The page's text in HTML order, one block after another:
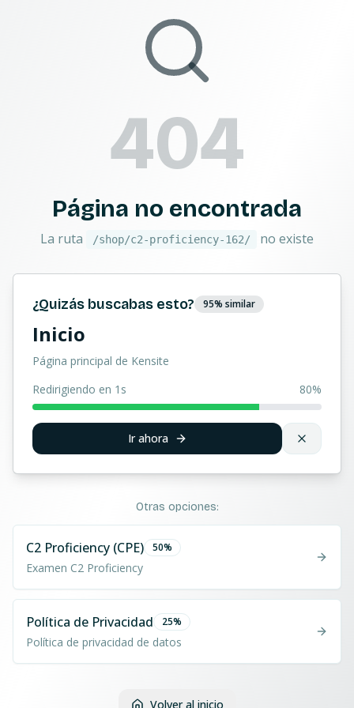
404
Página no encontrada
La ruta /shop/c2-proficiency-162/ no existe
¿Quizás buscabas esto? 95% similar
Inicio
Página principal de Kensite
Redirigiendo en 1s
80%
Ir ahora
Otras opciones:
C2 Proficiency (CPE) 50%
Examen C2 Proficiency
Política de Privacidad 25%
Política de privacidad de datos
Volver al inicio